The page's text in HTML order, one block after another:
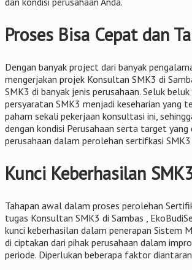
Proses Bisa Cepat dan
Dengan banyak project dari banyak
mengerjakan projek Konsultan SMK3 di
SMK3 di banyak jenis perusahaan. Seluk
persyaratan SMK3 menjadi keseharian yang
paham sekali pekerjaan konsultasi ini,
dengan kondisi Perusahaan serta target yang
perusahaan dalam perolehan sertifkasi SMK3
Kunci Keberhasilan
Tahapan awal dalam proses perolehan
tugas Konsultan SMK3 di Sambas ,
kunci keberhasilan dalam penerapan Sistem
di ciptakan dari pihak perusahaan dalam
periode. Diperlukan beberapa faktor